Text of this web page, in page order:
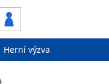
Herní výzva